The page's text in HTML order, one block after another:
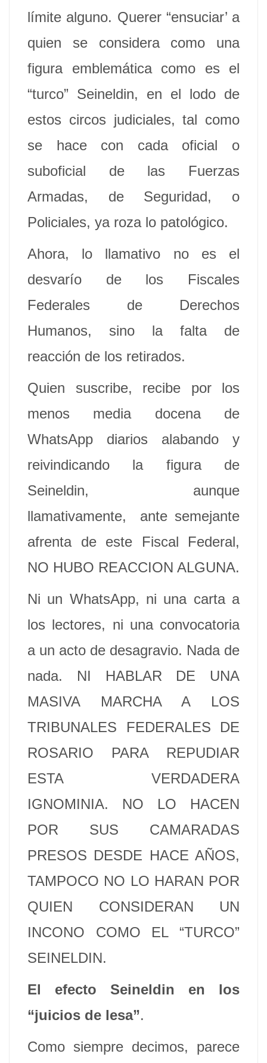
límite alguno. Querer “ensuciar’ a
quien se considera como una
figura emblemática como es el
“turco” Seineldin, en el lodo de
estos circos judiciales, tal como
se hace con cada oficial o
suboficial de las Fuerzas
Armadas, de Seguridad, o
Policiales, ya roza lo patológico.
Ahora, lo llamativo no es el
desvarío de los Fiscales
Federales de Derechos
Humanos, sino la falta de
reacción de los retirados.
Quien suscribe, recibe por los
menos media docena de
WhatsApp diarios alabando y
reivindicando la figura de
Seineldin, aunque
llamativamente, ante semejante
afrenta de este Fiscal Federal,
NO HUBO REACCION ALGUNA.
Ni un WhatsApp, ni una carta a
los lectores, ni una convocatoria
a un acto de desagravio. Nada de
nada. NI HABLAR DE UNA
MASIVA MARCHA A LOS
TRIBUNALES FEDERALES DE
ROSARIO PARA REPUDIAR
ESTA VERDADERA
IGNOMINIA. NO LO HACEN
POR SUS CAMARADAS
PRESOS DESDE HACE AÑOS,
TAMPOCO NO LO HARAN POR
QUIEN CONSIDERAN UN
INCONO COMO EL “TURCO”
SEINELDIN.
El efecto Seineldin en los
“juicios de lesa”.
Como siempre decimos, parece